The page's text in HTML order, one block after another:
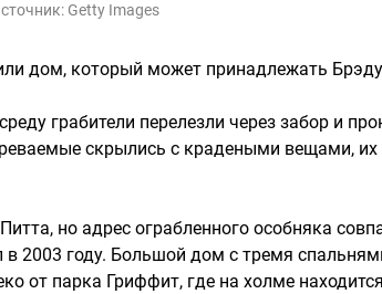
Getty Images
дом, который может принадлежать
грабители перелезли через забор и
скрылись с крадеными вещами, их
но адрес ограбленного особняка
2003 году. Большой дом с тремя
от парка Гриффит, где на холме